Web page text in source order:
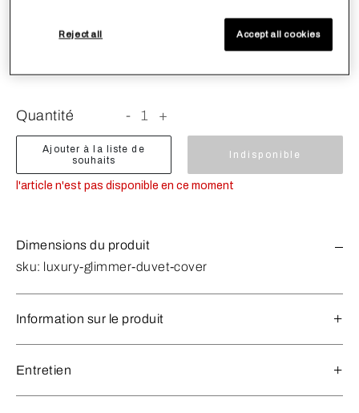
Couleur
Quantité - 1 +
Indisponible
Ajouter à la liste de
souhaits
l'article n'est pas disponible en ce moment
Dimensions du produit
sku: luxury-glimmer-duvet-cover
Information sur le produit
Entretien
Reject all Accept all cookies